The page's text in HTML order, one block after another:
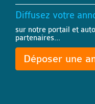
Diffusez votre
sur notre portail et
partenaires...
Déposer une